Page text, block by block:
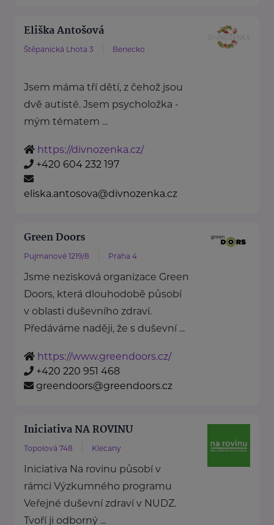
Eliška Antošová
Štěpanická Lhota 3 Benecko
Jsem máma tří dětí, z čehož jsou
dvě autisté. Jsem psycholožka -
mým tématem ...
https://divnozenka.cz/
+420 604 232 197
eliska.antosova@divnozenka.cz
Green Doors
Pujmanové 1219/8 Praha 4
Jsme nezisková organizace Green
Doors, která dlouhodobě působí
v oblasti duševního zdraví.
Předáváme naději, že s duševní ...
https://www.greendoors.cz/
+420 220 951 468
greendoors@greendoors.cz
Iniciativa NA ROVINU
Topolová 748 Klecany
Iniciativa Na rovinu působí v
rámci Výzkumného programu
Veřejné duševní zdraví v NUDZ.
Tvoří ji odborný ...